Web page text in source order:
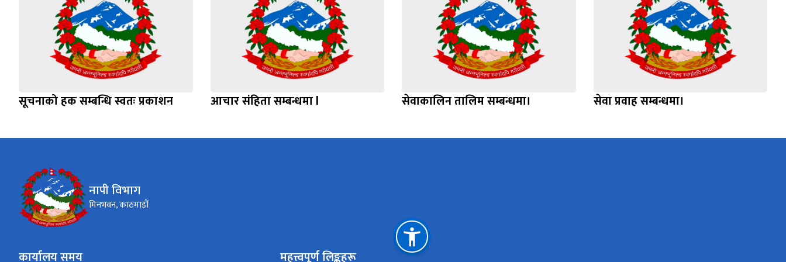
सूचनाको हक सम्बन्धि स्वतः प्रकाशन आचार संहिता सम्बन्धमा l सेवाकालिन तालिम सम्बन्धमा। सेवा प्रवाह सम्बन्धमा।
नापी विभाग
मिनभवन, काठमाडौं
कार्यालय समय महत्त्वपूर्ण लिङ्कहरू